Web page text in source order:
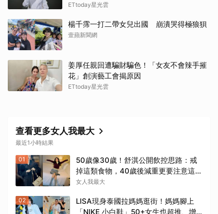
ETtoday星光雲
楊千霈一打二帶女兒出國 崩潰哭得極狼狽
壹蘋新聞網
姜厚任親回遭騙財騙色！「女友不會辣手摧
花」創演藝工會揭原因
ETtoday星光雲
查看更多女人我最大
最近1小時結果
01
50歲像30歲！舒淇公開飲控思路：戒
掉這類食物，40歲後減重更要注意這幾
件事！
女人我最大
02
LISA現身泰國拉媽媽逛街！媽媽腳上
「NIKE 小白鞋」50+女生也超推、增